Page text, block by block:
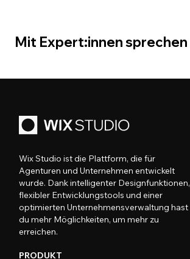
Mit Expert:innen sprechen
Wix Studio ist die Plattform, die für
Agenturen und Unternehmen entwickelt
wurde. Dank intelligenter Designfunktionen,
flexibler Entwicklungstools und einer
optimierten Unternehmensverwaltung hast
du mehr Möglichkeiten, um mehr zu
erreichen.
PRODUKT